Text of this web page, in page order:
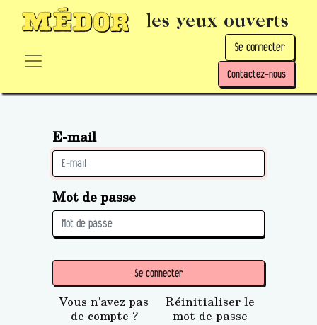
les yeux ouverts
Se connecter
Contactez-nous
E-mail
Mot de passe
Se connecter
Vous n'avez pas
de compte ?
Réinitialiser le
mot de passe